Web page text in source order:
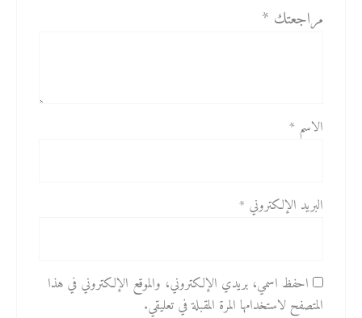
مراجعتك *
الاسم *
البريد الإلكتروني *
احفظ اسمي، بريدي الإلكتروني، والموقع الإلكتروني في هذا
المتصفح لاستخدامها المرة المقبلة في تعليقي.